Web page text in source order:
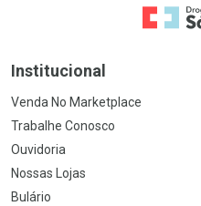
Ir para a
Institucional
Venda No Marketplace
Trabalhe Conosco
Ouvidoria
Nossas Lojas
Bulário